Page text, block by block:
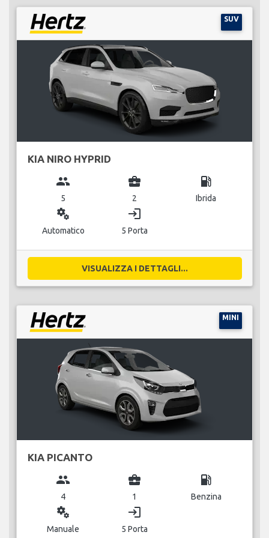
SUV
KIA NIRO HYPRID
group
5
business_center
2
local_gas_station
Ibrida
miscellaneous_services
Automatico
login
5 Porta
VISUALIZZA I DETTAGLI...
MINI
KIA PICANTO
group
4
business_center
1
local_gas_station
Benzina
miscellaneous_services
Manuale
login
5 Porta